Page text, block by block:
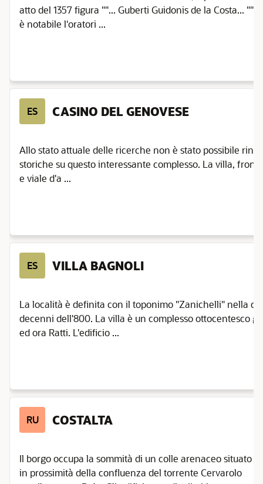
atto del 1357 figura ""... Guberti Guidonis de la Costa... ""
è notabile l'oratori ...
ES CASINO DEL GENOVESE
Allo stato attuale delle ricerche non è stato possibile
storiche su questo interessante complesso. La villa,
e viale d'a ...
ES VILLA BAGNOLI
La località è definita con il toponimo "Zanichelli" nella
decenni dell'800. La villa è un complesso ottocentesco
ed ora Ratti. L'edificio ...
RU COSTALTA
Il borgo occupa la sommità di un colle arenaceo situato
in prossimità della confluenza del torrente Cervarolo